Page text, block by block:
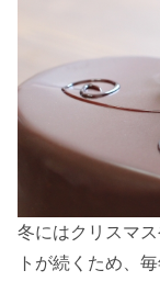
冬にはクリスマ
トが続くため、